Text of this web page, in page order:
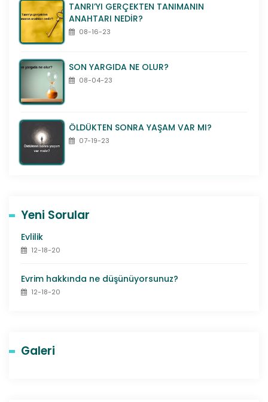
TANRI’YI GERÇEKTEN TANIMANIN
ANAHTARI NEDİR?
08-16-23
SON YARGIDA NE OLUR?
08-04-23
ÖLDÜKTEN SONRA YAŞAM VAR MI?
07-19-23
Yeni Sorular
Evlilik
12-18-20
Evrim hakkında ne düşünüyorsunuz?
12-18-20
Galeri